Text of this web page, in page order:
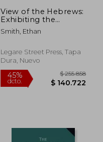
45%
dcto.
$
View of the Hebrews:
Exhibiting the
Destruction of
Jerusalem; the
Judah and Israel; the
Present State of
Inglés)
Smith, Ethan
Legare Street Press, Tapa
Dura, Nuevo